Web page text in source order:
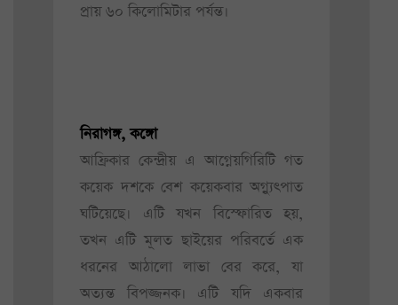
প্রায় ৬০ কিলোমিটার পর্যন্ত।
নিরাগঙ্গ, কঙ্গো
আফ্রিকার কেন্দ্রীয় এ আগ্নেয়গিরিটি গত
কয়েক দশকে বেশ কয়েকবার অগ্ন্যুৎপাত
ঘটিয়েছে। এটি যখন বিস্ফোরিত হয়,
তখন এটি মূলত ছাইয়ের পরিবর্তে এক
ধরনের আঠালো লাভা বের করে, যা
অত্যন্ত বিপজ্জনক। এটি যদি একবার